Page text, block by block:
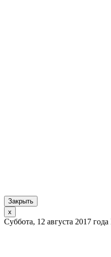
Закрыть
x
Суббота, 12 августа 2017